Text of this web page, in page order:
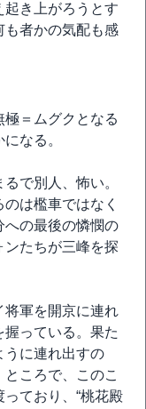
起き上がろうとす
も者かの気配も感
＝ムグクとなる
なる。
で別人、怖い。
は檻車ではなく
への最後の憐憫の
たちが三峰を探
将軍を開京に連れ
っている。果た
うに連れ出すの
ころで、このこ
ており、“桃花殿